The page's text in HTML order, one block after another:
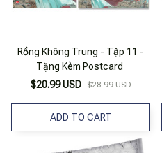
Rồng Không Trung - Tập 11 -
Tặng Kèm Postcard
$20.99 USD $28.99 USD
ADD TO CART